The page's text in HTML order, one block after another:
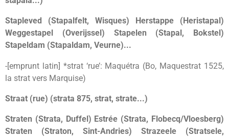
Stapleved (Stapalfelt, Wisques) Herstappe (Heristapal)
Weggestapel (Overijssel) Stapelen (Stapal, Bokstel)
Stapeldam (Stapaldam, Veurne)...
-[emprunt latin] *strat ‘rue’: Maquétra (Bo, Maquestrat 1525,
la strat vers Marquise)
Straat (rue) (strata 875, strat, strate...)
Straten (Strata, Duffel) Estrée (Strata, Flobecq/Vloesberg)
Straten (Straton, Sint-Andries) Strazeele (Stratsele,